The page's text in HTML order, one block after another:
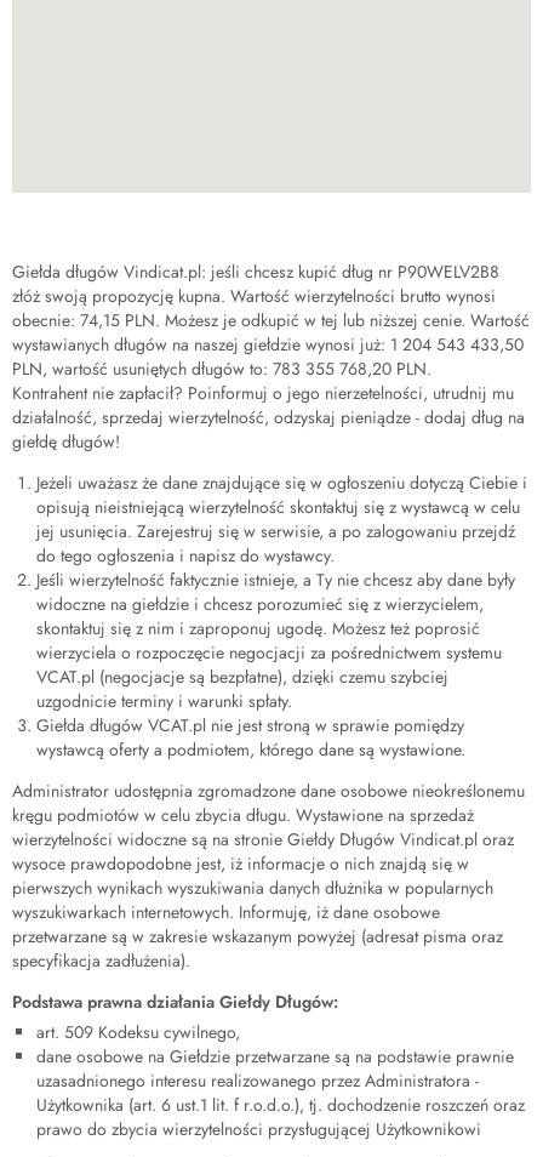
Giełda długów Vindicat.pl: jeśli chcesz kupić dług nr P90WELV2B8
złóż swoją propozycję kupna. Wartość wierzytelności brutto wynosi
obecnie: 74,15 PLN. Możesz je odkupić w tej lub niższej cenie. Wartość
wystawianych długów na naszej giełdzie wynosi już: 1 204 543 433,50
PLN, wartość usuniętych długów to: 783 355 768,20 PLN.
Kontrahent nie zapłacił? Poinformuj o jego nierzetelności, utrudnij mu
działalność, sprzedaj wierzytelność, odzyskaj pieniądze - dodaj dług na
giełdę długów!
Jeżeli uważasz że dane znajdujące się w ogłoszeniu dotyczą Ciebie i
opisują nieistniejącą wierzytelność skontaktuj się z wystawcą w celu
jej usunięcia. Zarejestruj się w serwisie, a po zalogowaniu przejdź
do tego ogłoszenia i napisz do wystawcy.
Jeśli wierzytelność faktycznie istnieje, a Ty nie chcesz aby dane były
widoczne na giełdzie i chcesz porozumieć się z wierzycielem,
skontaktuj się z nim i zaproponuj ugodę. Możesz też poprosić
wierzyciela o rozpoczęcie negocjacji za pośrednictwem systemu
VCAT.pl (negocjacje są bezpłatne), dzięki czemu szybciej
uzgodnicie terminy i warunki spłaty.
Giełda długów VCAT.pl nie jest stroną w sprawie pomiędzy
wystawcą oferty a podmiotem, którego dane są wystawione.
Administrator udostępnia zgromadzone dane osobowe nieokreślonemu
kręgu podmiotów w celu zbycia długu. Wystawione na sprzedaż
wierzytelności widoczne są na stronie Giełdy Długów Vindicat.pl oraz
wysoce prawdopodobne jest, iż informacje o nich znajdą się w
pierwszych wynikach wyszukiwania danych dłużnika w popularnych
wyszukiwarkach internetowych. Informuję, iż dane osobowe
przetwarzane są w zakresie wskazanym powyżej (adresat pisma oraz
specyfikacja zadłużenia).
Podstawa prawna działania Giełdy Długów:
art. 509 Kodeksu cywilnego,
dane osobowe na Giełdzie przetwarzane są na podstawie prawnie
uzasadnionego interesu realizowanego przez Administratora -
Użytkownika (art. 6 ust.1 lit. f r.o.d.o.), tj. dochodzenie roszczeń oraz
prawo do zbycia wierzytelności przysługującej Użytkownikowi